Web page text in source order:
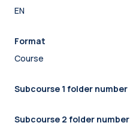
EN
Format
Course
Subcourse 1 folder number
Subcourse 2 folder number